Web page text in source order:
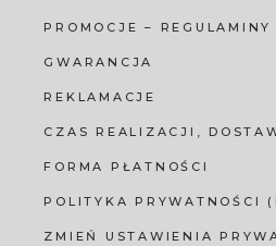
PROMOCJE – REGULAMINY
GWARANCJA
REKLAMACJE
CZAS REALIZACJI,
FORMA PŁATNOŚCI
POLITYKA PRYWATNOŚCI
ZMIEŃ USTAWIENIA